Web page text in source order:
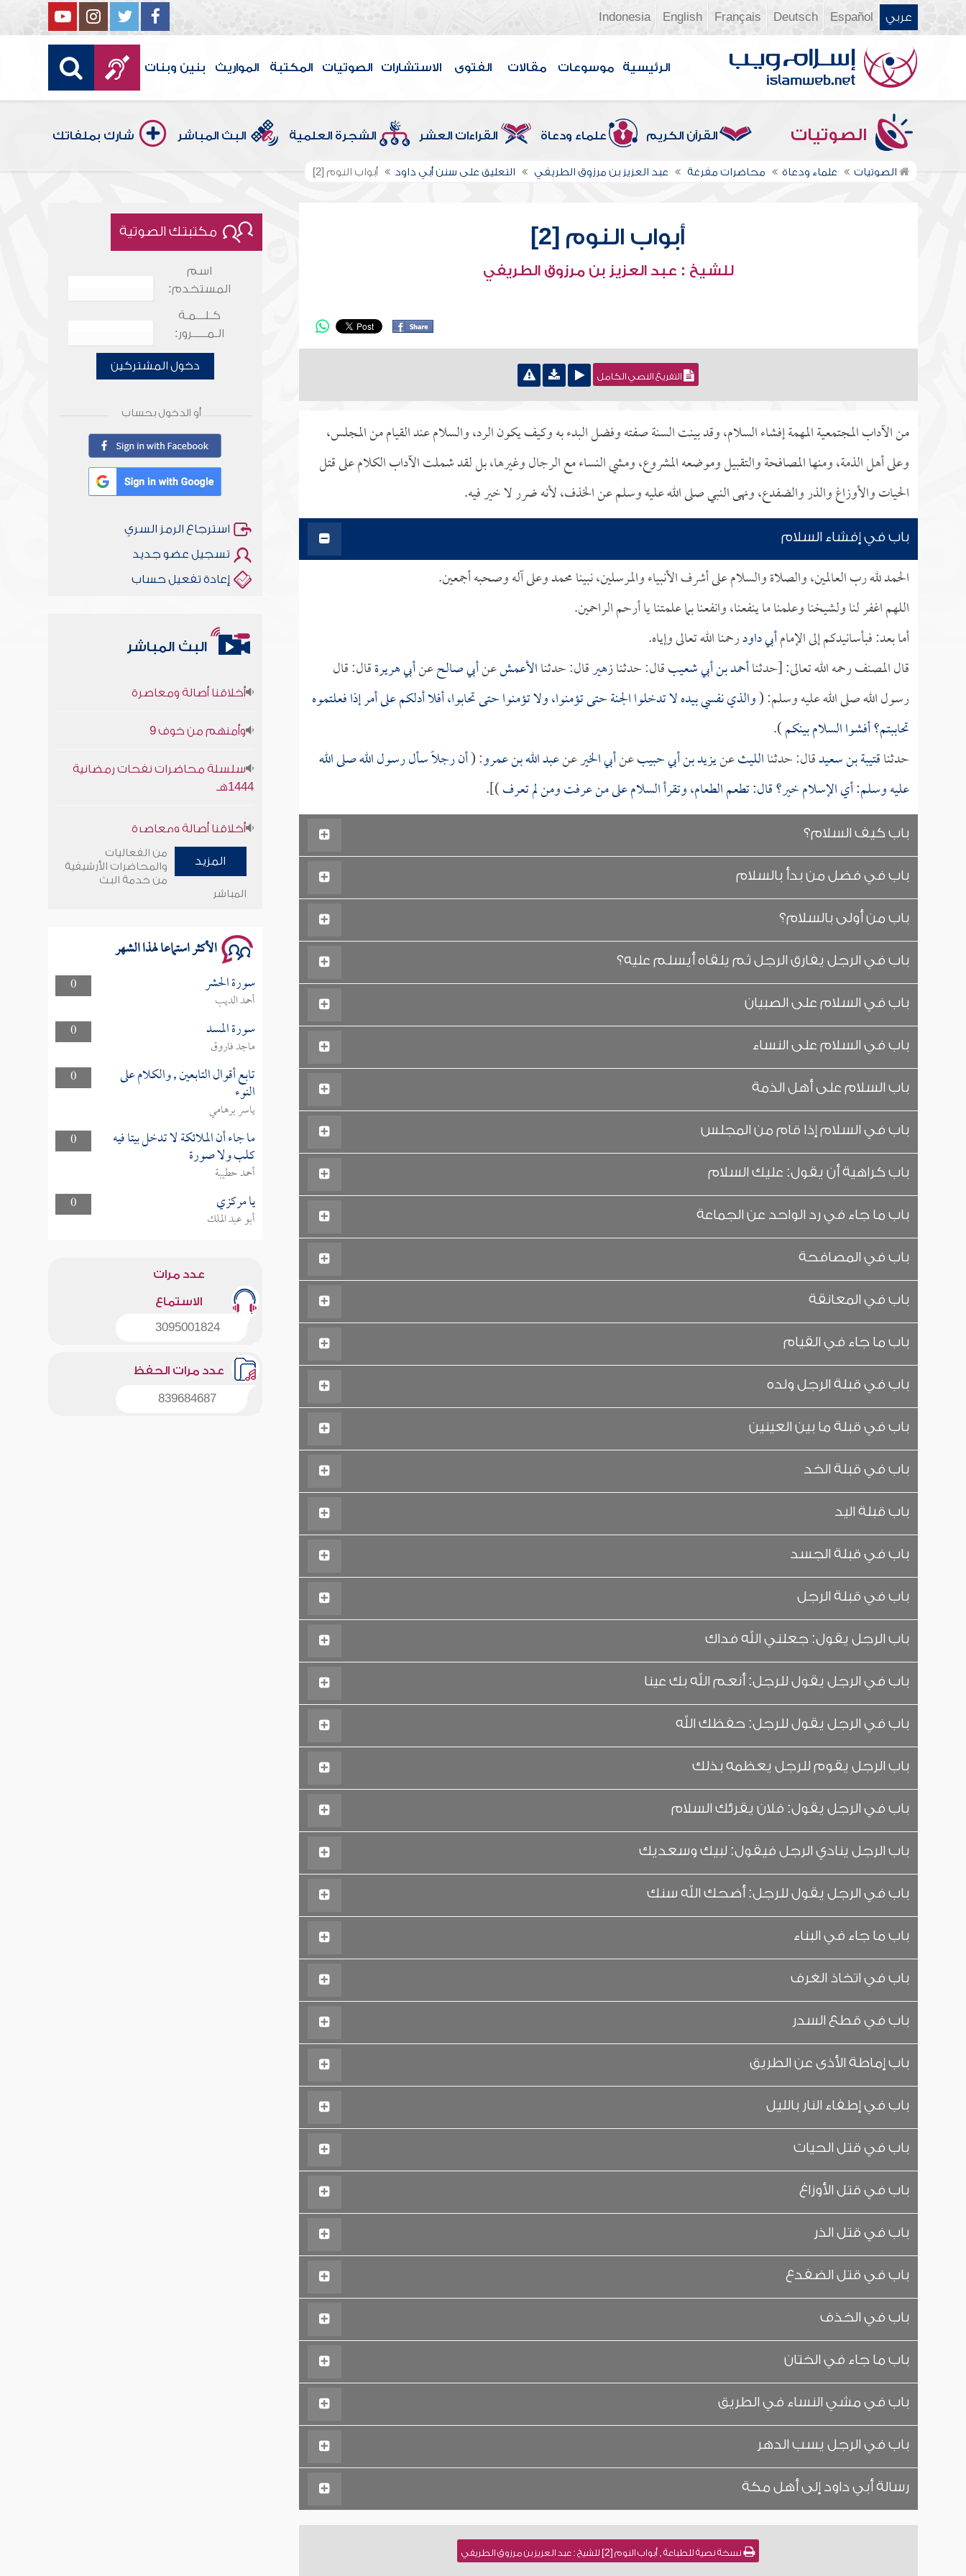
عربي Español
Deutsch
Français
English
Indonesia
الرئيسية موسوعات مقالات الفتوى الاستشارات الصوتيات المكتبة المواريث بنين وبنات
الصوتيات القرآن الكريم علماء ودعاة القراءات العشر الشجرة العلمية البث المباشر شارك بملفاتك
الصوتيات علماء ودعاة محاضرات مفرغة عبد العزيز بن مرزوق الطريفي التعليق على سنن أبي داود أبواب النوم [2]
أبواب النوم [2]
للشيخ : عبد العزيز بن مرزوق الطريفي
التفريغ النصي الكامل
من الآداب المجتمعية المهمة إفشاء السلام، وقد بينت السنة صفته وفضل البدء به وكيف يكون الرد، والسلام عند القيام من المجلس،
وعلى أهل الذمة، ومنها المصافحة والتقبيل وموضعه المشروع، ومشي النساء مع الرجال وغيرها، بل لقد شملت الآداب الكلام على قتل
الحيات والأوزاغ والذر والضفدع، ونهى النبي صلى الله عليه وسلم عن الخذف، لأنه ضرر لا خير فيه.
باب في إفشاء السلام
الحمد لله رب العالمين، والصلاة والسلام على أشرف الأنبياء والمرسلين، نبينا محمد وعلى آله وصحبه أجمعين.
اللهم اغفر لنا ولشيخنا وعلمنا ما ينفعنا، وانفعنا بما علمتنا يا أرحم الراحمين.
أما بعد: فبأسانيدكم إلى الإمامأبي داودرحمنا الله تعالى وإياه.
قال المصنف رحمه الله تعالى: [حدثناأحمد بن أبي شعيبقال: حدثنازهيرقال: حدثناالأعمشعنأبي صالحعنأبي هريرةقال: قال
رسول الله صلى الله عليه وسلم: (والذي نفسي بيده لا تدخلوا الجنة حتى تؤمنوا، ولا تؤمنوا حتى تحابوا، أفلا أدلكم على أمر إذا فعلتموه
تحاببتم؟ أفشوا السلام بينكم).
حدثناقتيبة بن سعيدقال: حدثناالليثعنيزيد بن أبي حبيبعنأبي الخيرعنعبد الله بن عمرو: (أن رجلاً سأل رسول الله صلى الله
عليه وسلم: أي الإسلام خير؟ قال: تطعم الطعام، وتقرأ السلام على من عرفت ومن لم تعرف)].
باب كيف السلام؟
باب في فضل من بدأ بالسلام
باب من أولى بالسلام؟
باب في الرجل يفارق الرجل ثم يلقاه أيسلم عليه؟
باب في السلام على الصبيان
باب في السلام على النساء
باب السلام على أهل الذمة
باب في السلام إذا قام من المجلس
باب كراهية أن يقول: عليك السلام
باب ما جاء في رد الواحد عن الجماعة
باب في المصافحة
باب في المعانقة
باب ما جاء في القيام
باب في قبلة الرجل ولده
باب في قبلة ما بين العينين
باب في قبلة الخد
باب قبلة اليد
باب في قبلة الجسد
باب في قبلة الرجل
باب الرجل يقول: جعلني الله فداك
باب في الرجل يقول للرجل: أنعم الله بك عينا
باب في الرجل يقول للرجل: حفظك الله
باب الرجل يقوم للرجل يعظمه بذلك
باب في الرجل يقول: فلان يقرئك السلام
باب الرجل ينادي الرجل فيقول: لبيك وسعديك
باب في الرجل يقول للرجل: أضحك الله سنك
باب ما جاء في البناء
باب في اتخاذ الغرف
باب في قطع السدر
باب إماطة الأذى عن الطريق
باب في إطفاء النار بالليل
باب في قتل الحيات
باب في قتل الأوزاغ
باب في قتل الذر
باب في قتل الضفدع
باب في الخذف
باب ما جاء في الختان
باب في مشي النساء في الطريق
باب في الرجل يسب الدهر
رسالة أبي داود إلى أهل مكة
نسخة نصية للطباعة , أبواب النوم [2] للشيخ : عبد العزيز بن مرزوق الطريفي
مكتبتك الصوتية
اسم
المستخدم:
كـلـــمـة
الـمـــــرور:
دخول المشتركين
أو الدخول بحساب
استرجاع الرمز السري
تسجيل عضو جديد
إعادة تفعيل حساب
البث المباشر
1444هـ
وأمنهم من خوف 9
سلسلة محاضرات نفحات رمضانية
1444هـ
المزيد
من الفعاليات
والمحاضرات الأرشيفية
من خدمة البث
المباشر
الأكثر استماعا لهذا الشهر
0 سورة الحشر
أحمد الديب
0
سورة المسد
ماجد فاروق
0
تابع أقوال التابعين , والكلام على
النوء
ياسر برهامي
0
ما جاء أن الملائكة لا تدخل بيتا فيه
كلب ولا صورة
أحمد حطيبة
0
يا مركزي
أبو عبد الملك
عدد مرات
الاستماع
3095001824
عدد مرات الحفظ
839684687